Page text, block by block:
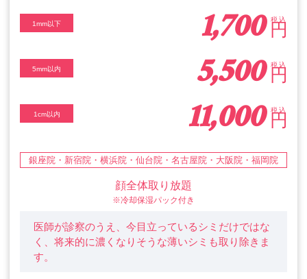
1mm以下 1,700 円
税込
5mm以内 5,500 円
税込
1cm以内 11,000 円
税込
銀座院・新宿院・横浜院・仙台院・名古屋院・大阪院・福岡院
顔全体取り放題
※冷却保湿パック付き
医師が診察のうえ、今目立っているシミだけではな
く、将来的に濃くなりそうな薄いシミも取り除きま
す。